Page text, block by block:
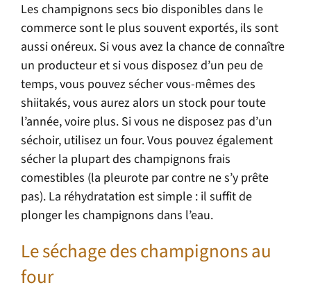
Les champignons secs bio disponibles dans le
commerce sont le plus souvent exportés, ils sont
aussi onéreux. Si vous avez la chance de connaître
un producteur et si vous disposez d’un peu de
temps, vous pouvez sécher vous-mêmes des
shiitakés, vous aurez alors un stock pour toute
l’année, voire plus. Si vous ne disposez pas d’un
séchoir, utilisez un four. Vous pouvez également
sécher la plupart des champignons frais
comestibles (la pleurote par contre ne s’y prête
pas). La réhydratation est simple : il suffit de
plonger les champignons dans l’eau.
Le séchage des champignons au
four